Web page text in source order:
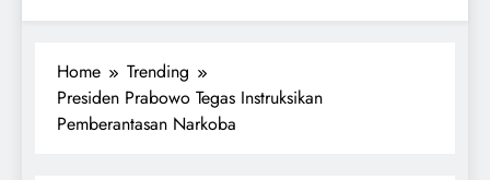
Home
Trending
Presiden Prabowo Tegas Instruksikan
Pemberantasan Narkoba